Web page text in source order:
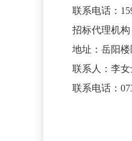
联系电话：
招标代理机
地址：岳阳
联系人：李女
联系电话：